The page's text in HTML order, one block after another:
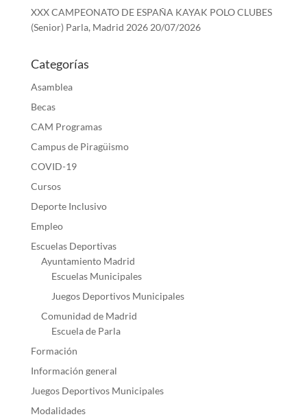
XXX CAMPEONATO DE ESPAÑA KAYAK POLO CLUBES
(Senior) Parla, Madrid 202620/07/2026
Categorías
Asamblea
Becas
CAM Programas
Campus de Piragüismo
COVID-19
Cursos
Deporte Inclusivo
Empleo
Escuelas Deportivas
Ayuntamiento Madrid
Escuelas Municipales
Juegos Deportivos Municipales
Comunidad de Madrid
Escuela de Parla
Formación
Información general
Juegos Deportivos Municipales
Modalidades